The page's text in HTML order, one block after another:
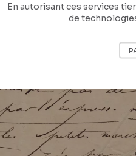
En autorisant ces services
de